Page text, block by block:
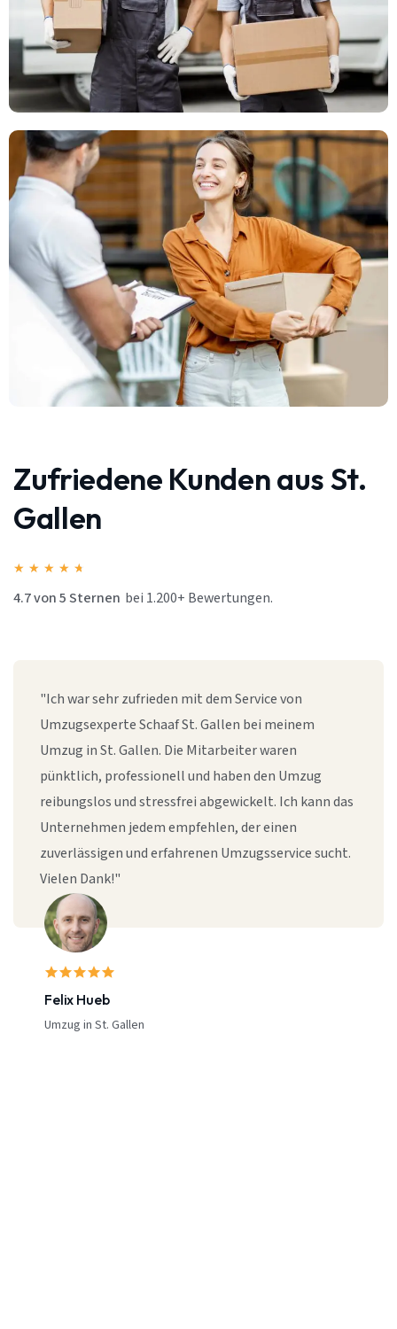
Zufriedene Kunden aus St.
Gallen
★ ★ ★ ★ ★
4.7 von 5 Sternen bei 1.200+ Bewertungen.
Felix Hueb
Umzug in St. Gallen
"Ich war sehr zufrieden mit dem Service von
Umzugsexperte Schaaf St. Gallen bei meinem
Umzug in St. Gallen. Die Mitarbeiter waren
pünktlich, professionell und haben den Umzug
reibungslos und stressfrei abgewickelt. Ich kann das
Unternehmen jedem empfehlen, der einen
zuverlässigen und erfahrenen Umzugsservice sucht.
Vielen Dank!"